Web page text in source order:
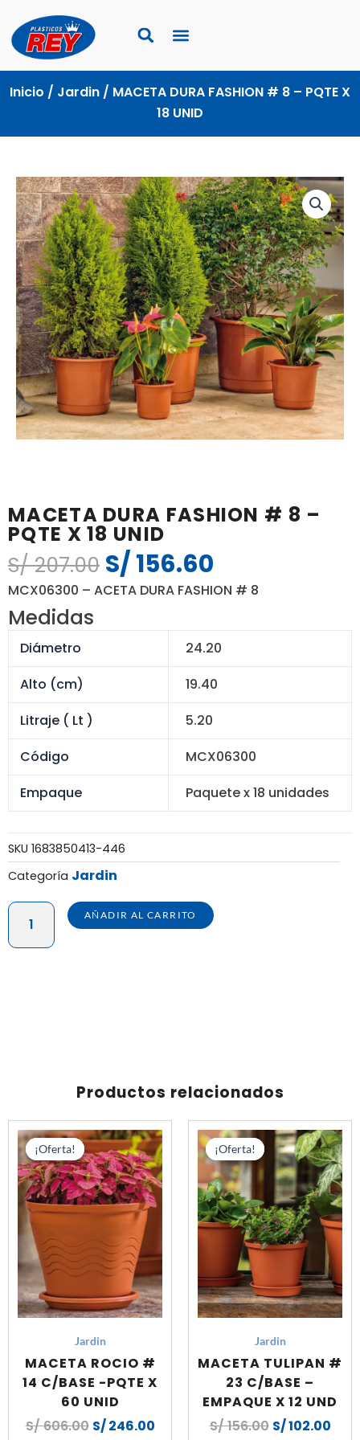
contenido
Inicio / Jardin / MACETA DURA FASHION # 8 – PQTE X
18 UNID
MACETA DURA FASHION # 8 –
PQTE X 18 UNID
S/207.00 El
precio
era:
S/ 207.00.
S/156.60
precio
es:
S/ 156.60.
MCX06300 – ACETA DURA FASHION # 8
Medidas
Diámetro
24.20
Alto (cm)
19.40
Litraje ( Lt )
5.20
Código
MCX06300
Empaque
Paquete x 18 unidades
SKU 1683850413-446
Categoría Jardin
MACETA
DURA
FASHION
cantidad
AÑADIR AL CARRITO
Productos relacionados
¡Oferta!
¡Oferta!
Jardin
MACETA ROCIO #
14 C/BASE -PQTE X
60 UNID
S/606.00
El
precio
original
era:
S/ 606.00.
S/246.00
El
precio
actual
es:
S/ 246.00.
¡Oferta!
¡Oferta!
Jardin
MACETA TULIPAN #
23 C/BASE –
EMPAQUE X 12 UND
S/156.00
El
precio
original
era:
S/ 156.00.
S/102.00
El
es:
S/